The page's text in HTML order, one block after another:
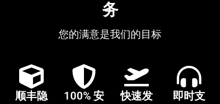
务
您的满意是我们的目标
顺丰隐
100% 安
快速发
即时支